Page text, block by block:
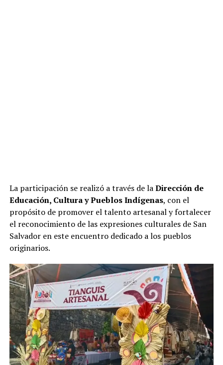
La participación se realizó a través de laDirección de
Educación, Cultura y Pueblos Indígenas, con el
propósito de promover el talento artesanal y fortalecer
el reconocimiento de las expresiones culturales de San
Salvador en este encuentro dedicado a los pueblos
originarios.